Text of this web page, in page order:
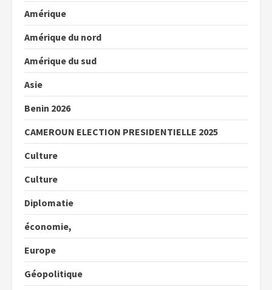
Amérique
Amérique du nord
Amérique du sud
Asie
Benin 2026
CAMEROUN ELECTION PRESIDENTIELLE 2025
Culture
Culture
Diplomatie
économie,
Europe
Géopolitique